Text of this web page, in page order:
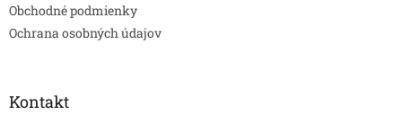
Obchodné podmienky
Ochrana osobných údajov
Kontakt